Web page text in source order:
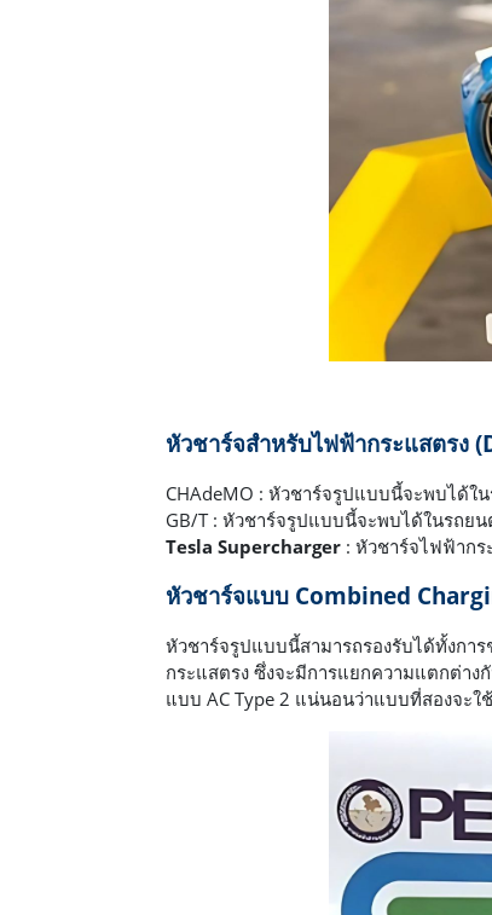
หัวชาร์จสำหรับไฟฟ้ากระแสตรง (
CHAdeMO : หัวชาร์จรูปแบบนี้จะพบได้
GB/T : หัวชาร์จรูปแบบนี้จะพบได้ในรถย
Tesla Supercharger : หัวชาร์จไฟฟ้ากร
หัวชาร์จแบบ Combined
หัวชาร์จรูปแบบนี้สามารถรองรับได้ทั้งกา
กระแสตรง ซึ่งจะมีการแยกความแตกต่าง
แบบ AC Type 2 แน่นอนว่าแบบที่สองจะใ